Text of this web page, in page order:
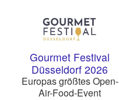
Gourmet Festival
Düsseldorf 2026
Europas größtes Open-
Air-Food-Event